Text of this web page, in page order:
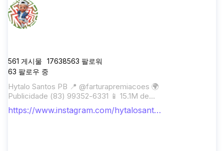
561 게시물 17638563 팔로워
63 팔로우 중
Hytalo Santos PB 📍 @farturapremiacoes 🌍
Publicidade (83) 99352-6331 📱 15.1M de
carregadinhos 🔋 Tenho vários filhos e minha
família não é perfeita.
https://www.instagram.com/hytalosanto